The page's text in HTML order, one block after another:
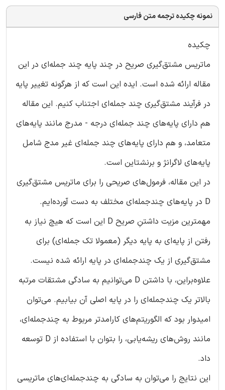
نمونه چکیده ترجمه متن فارسی
چکیده
ماتریس مشتق‌گیری صریح در چند پایه چند جمله‌ای در این
مقاله ارائه شده‌ است. ایده این است که از هرگونه تغییر پایه
در فرآیند مشتق‌گیری چند جمله‌ای اجتناب کنیم. این مقاله
هم دارای پایه‌های چند جمله‌ای درجه - مدرج مانند پایه‌های
متعامد، و هم دارای پایه‌های چند جمله‌ای غیر مدج شامل
پایه‌های لاگرانژ و برنشتاین است.
در این مقاله، فرمول‌های صریحی را برای ماتریس مشتق‌گیری
D در پایه‌های چندجمله‌ای مختلف به دست آورده‌ایم.
مهمترین مزیت داشتنِ صریح D این است که هیچ نیاز به
رفتن از پایه‌ای به پایه دیگر (معمولا تک جمله‌ای) برای
مشتق‌گیری از یک چندجمله‌ای در پایه ارائه شده نیست.
علاوه‌براین، با داشتن D می‌توانیم به سادگی مشتقات مرتبه
بالاتر یک چندجمله‌ای را در پایه اصلی آن بیابیم. می‌توان
امیدوار بود که الگوریتم‌های کارامدتر مربوط به چندجمله‌ای،
مانند روش‌های ریشه‌یابی، را بتوان با استفاده از D توسعه
داد.
این نتایج را می‌توان به سادگی به چندجمله‌ای‌های ماتریسی